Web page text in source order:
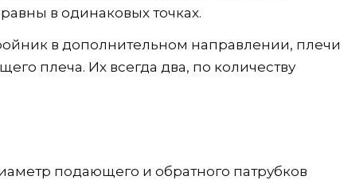
в одинаковых точках.
в дополнительном направлении, плечи
плеча. Их всегда два, по количеству
подающего и обратного патрубков